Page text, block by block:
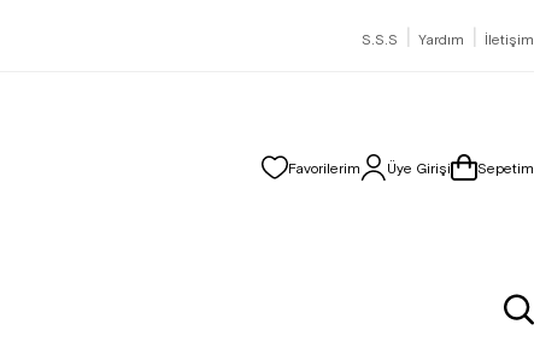
S.S.S | Yardım | İletişim
Favorilerim Üye Girişi Sepetim